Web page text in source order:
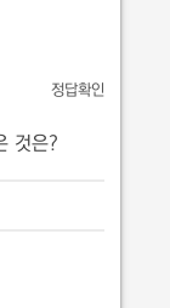
정답확인
것은?